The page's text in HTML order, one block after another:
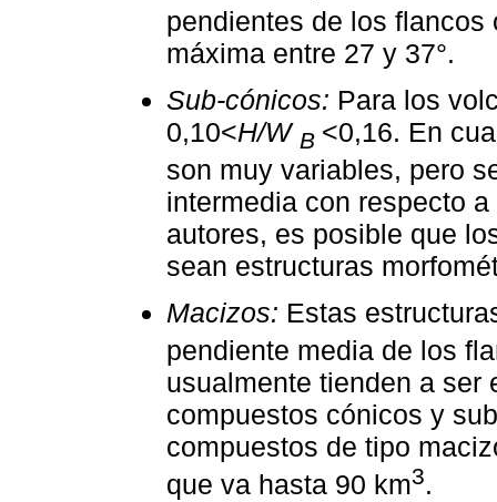
pendientes de los flancos
máxima entre 27 y 37°.
Sub-cónicos: Para los
0,10<H/W B <0,16. En
son muy variables, pero
intermedia con respecto
autores, es posible que
sean estructuras
Macizos: Estas
pendiente media de los
usualmente tienden a ser
compuestos cónicos y
compuestos de tipo
que va hasta 90 km3.